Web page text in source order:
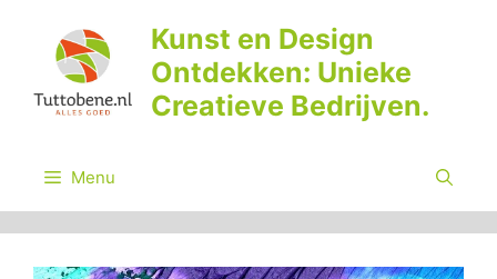
inhoud
Kunst en Design
Ontdekken: Unieke
Creatieve Bedrijven.
Menu